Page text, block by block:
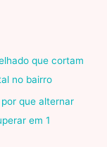
que cortam
no bairro
que alternar
em 1